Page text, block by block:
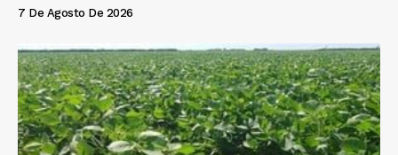
7 De Agosto De 2026